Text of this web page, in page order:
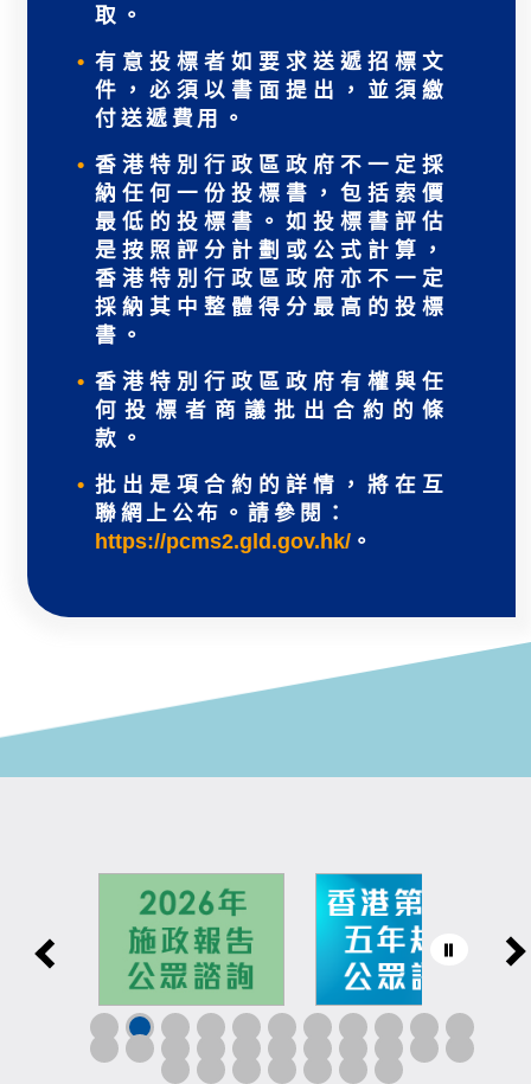
取。
有意投標者如要求送遞招標文
件，必須以書面提出，並須繳
付送遞費用。
香港特別行政區政府不一定採
納任何一份投標書，包括索價
最低的投標書。如投標書評估
是按照評分計劃或公式計算，
香港特別行政區政府亦不一定
採納其中整體得分最高的投標
書。
香港特別行政區政府有權與任
何投標者商議批出合約的條
款。
批出是項合約的詳情，將在互
聯網上公布。請參閱：
https://pcms2.gld.gov.hk/ 。